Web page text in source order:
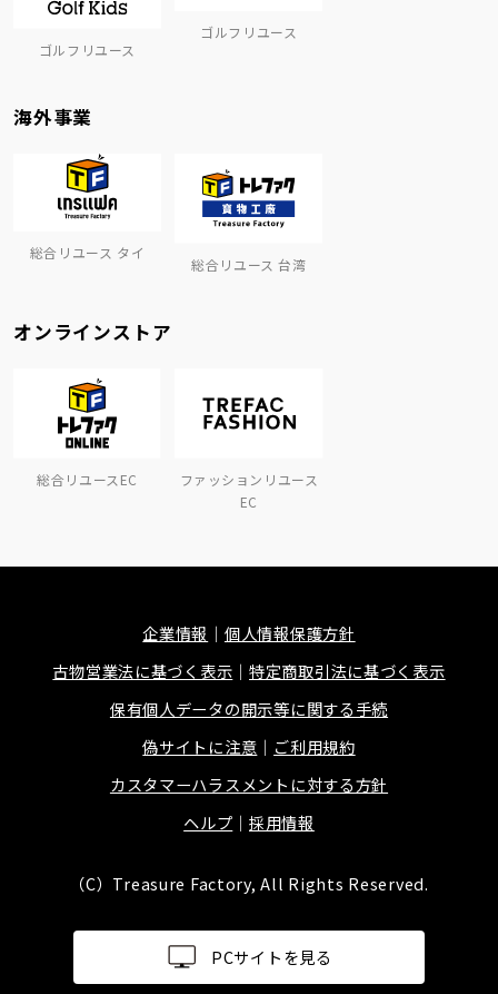
ゴルフリユース
ゴルフリユース
海外事業
総合リユース タイ
総合リユース 台湾
オンラインストア
総合リユースEC
ファッションリユース
EC
企業情報
個人情報保護方針
古物営業法に基づく表示
特定商取引法に基づく表示
保有個人データの開示等に関する手続
偽サイトに注意
ご利用規約
カスタマーハラスメントに対する方針
ヘルプ
採用情報
（C）Treasure Factory, All Rights Reserved.
PCサイトを見る